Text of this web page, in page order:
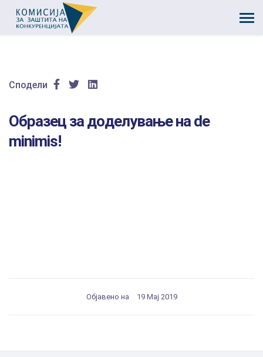
Сподели
Образец за доделување на de
minimis!
Објавено на 19 Мај 2019